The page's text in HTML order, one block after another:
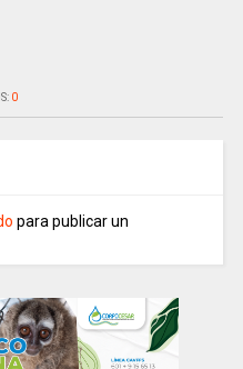
0
para publicar un